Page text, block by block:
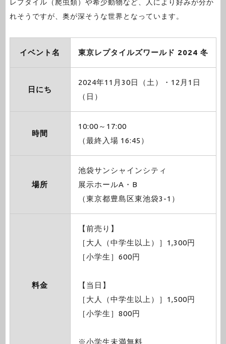
レプタイル（爬虫類）や希少動物など、人により好みが分か
れそうですが、奥が深そうな世界となっています。
イベント名 東京レプタイルズワールド 2024 冬
日にち
2024年11月30日（土）・12月1日
（日）
時間
10:00～17:00
（最終入場 16:45）
場所
池袋サンシャインシティ
展示ホールA・B
（東京都豊島区東池袋3-1）
料金
【前売り】
［大人（中学生以上）］1,300円
［小学生］600円
【当日】
［大人（中学生以上）］1,500円
［小学生］800円
※小学生未満無料